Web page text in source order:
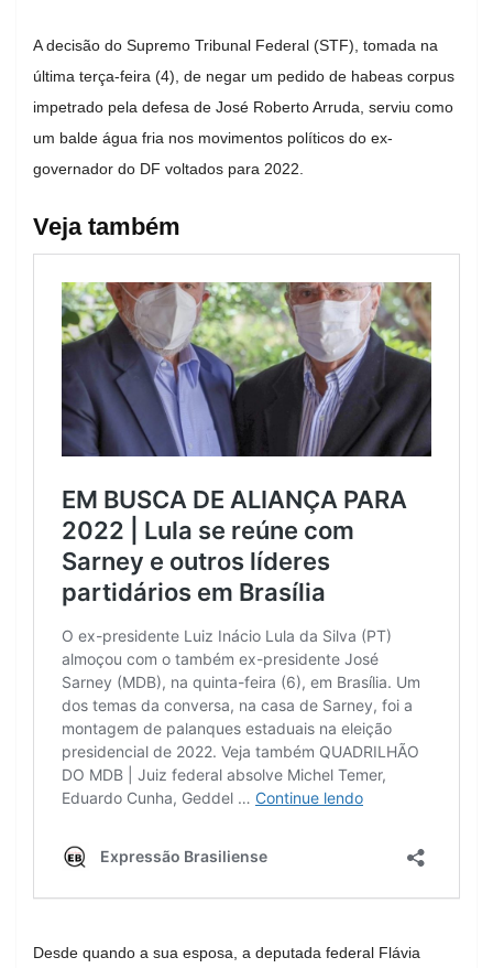
A decisão do Supremo Tribunal Federal (STF), tomada na
última terça-feira (4), de negar um pedido de habeas corpus
impetrado pela defesa de José Roberto Arruda, serviu como
um balde água fria nos movimentos políticos do ex-
governador do DF voltados para 2022.
Veja também
Desde quando a sua esposa, a deputada federal Flávia